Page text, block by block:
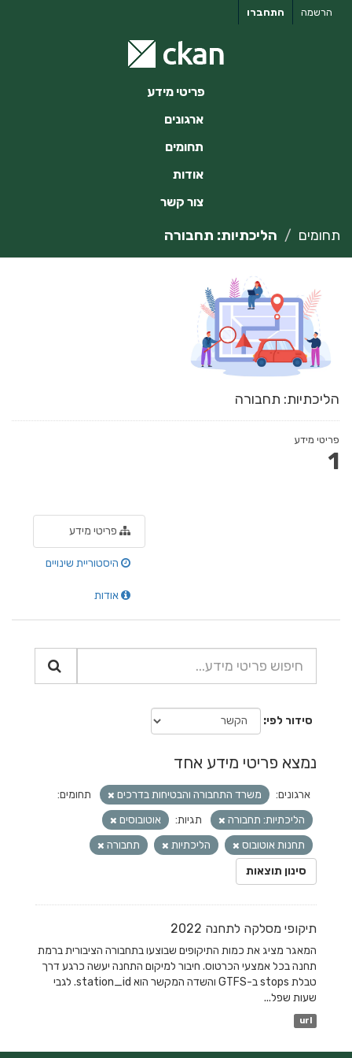
התחברו הרשמה
פריטי מידע
ארגונים
תחומים
אודות
צור קשר
תחומים הליכתיות: תחבורה
הליכתיות: תחבורה
פריטי מידע
1
פריטי מידע
היסטוריית שינויים
אודות
סידור לפי
נמצא פריטי מידע אחד
ארגונים: משרד התחבורה והבטיחות בדרכים
תחומים:
הליכתיות: תחבורה
תגיות:
אוטובוסים
תחנות אוטובוס
הליכתיות
תחבורה
סינון תוצאות
תיקופי מסלקה לתחנה 2022
המאגר מציג את כמות התיקופים שבוצעו בתחבורה הציבורית ברמת
תחנה בכל אמצעי הכרטוס. חיבור למיקום התחנה יעשה כרגע דרך
טבלת stops ב-GTFS והשדה המקשר הוא station_id. לגבי
שעות שפל...
url